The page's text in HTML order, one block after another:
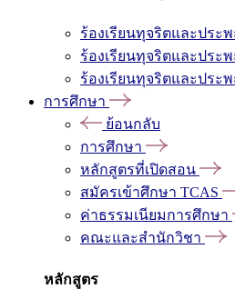
ร้องเรียนทุจริตและประ
ร้องเรียนทุจริตและประ
ร้องเรียนทุจริตและประ
การศึกษา
ย้อนกลับ
การศึกษา
หลักสูตรที่เปิดสอน
สมัครเข้าศึกษา TCAS
ค่าธรรมเนียมการศึกษา
คณะและสำนักวิชา
หลักสูตร